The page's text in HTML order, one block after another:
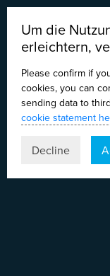
Um die
erleichtern,
Please confirm if
cookies, you can
sending data to
cookie statement
Decline